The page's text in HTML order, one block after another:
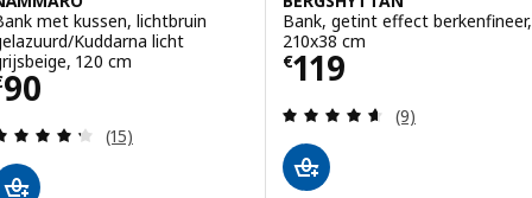
met kussen, lichtbruin
Kuddarna licht
120 cm
90 € 90
Beoordeling: 4.3 van 5 sterren. Totaal
(15)
Bank, getint effect berkenfineer,
210x38 cm
€119
Prijs € 119
Beoordeling:
(9)